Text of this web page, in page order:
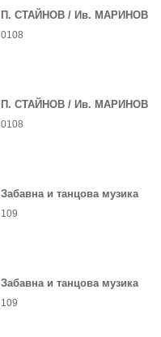
П. СТАЙНОВ / Ив. МАРИНОВ
0108
П. СТАЙНОВ / Ив. МАРИНОВ
0108
Забавна и танцова музика
109
Забавна и танцова музика
109